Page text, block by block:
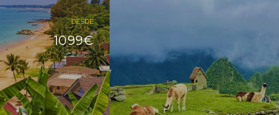
DESDE
1099€